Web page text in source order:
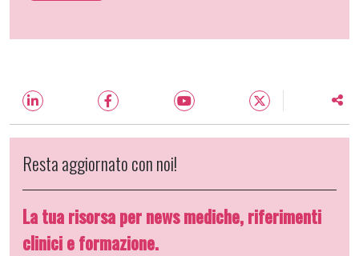
Resta aggiornato con noi!
La tua risorsa per news mediche, riferimenti
clinici e formazione.